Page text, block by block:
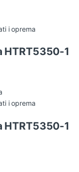
i oprema
HTRT5350-1
i oprema
HTRT5350-1